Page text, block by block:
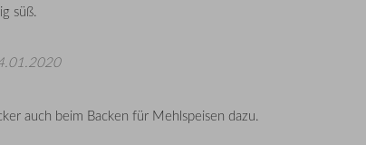
süß.
auch beim Backen für Mehlspeisen dazu.